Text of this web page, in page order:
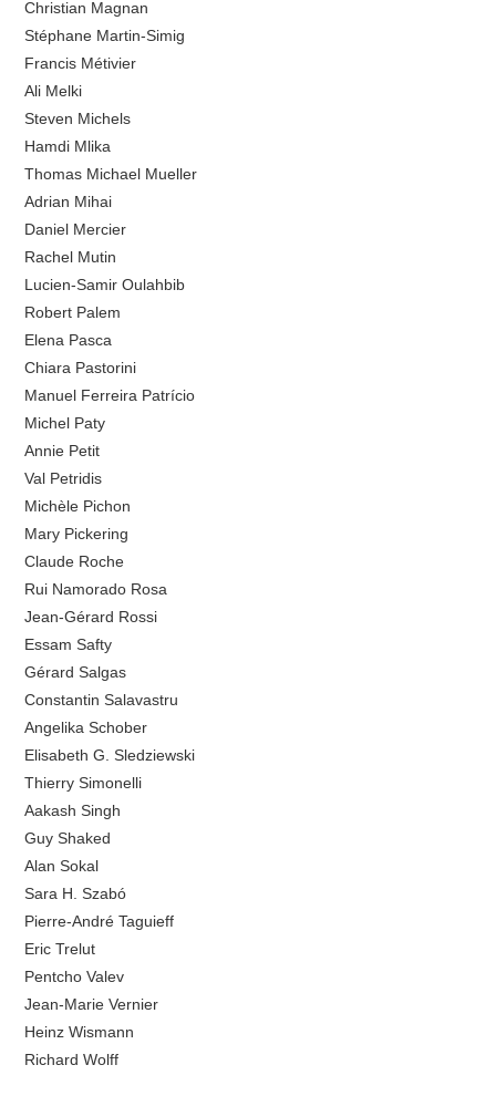
Christian Magnan
Stéphane Martin-Simig
Francis Métivier
Ali Melki
Steven Michels
Hamdi Mlika
Thomas Michael Mueller
Adrian Mihai
Daniel Mercier
Rachel Mutin
Lucien-Samir Oulahbib
Robert Palem
Elena Pasca
Chiara Pastorini
Manuel Ferreira Patrício
Michel Paty
Annie Petit
Val Petridis
Michèle Pichon
Mary Pickering
Claude Roche
Rui Namorado Rosa
Jean-Gérard Rossi
Essam Safty
Gérard Salgas
Constantin Salavastru
Angelika Schober
Elisabeth G. Sledziewski
Thierry Simonelli
Aakash Singh
Guy Shaked
Alan Sokal
Sara H. Szabó
Pierre-André Taguieff
Eric Trelut
Pentcho Valev
Jean-Marie Vernier
Heinz Wismann
Richard Wolff